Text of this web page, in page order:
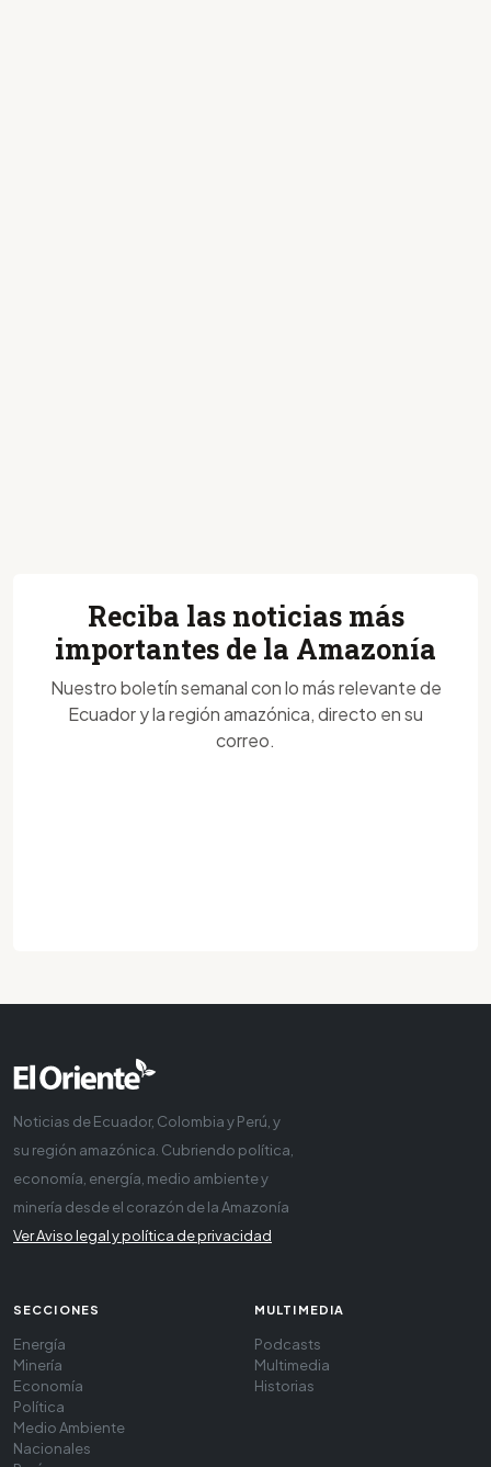
Reciba las noticias más
importantes de la Amazonía
Nuestro boletín semanal con lo más relevante de
Ecuador y la región amazónica, directo en su
correo.
Noticias de Ecuador, Colombia y Perú, y
su región amazónica. Cubriendo política,
economía, energía, medio ambiente y
minería desde el corazón de la Amazonía
Ver Aviso legal y política de privacidad
SECCIONES
Energía
Minería
Economía
Política
Medio Ambiente
Nacionales
MULTIMEDIA
Podcasts
Multimedia
Historias